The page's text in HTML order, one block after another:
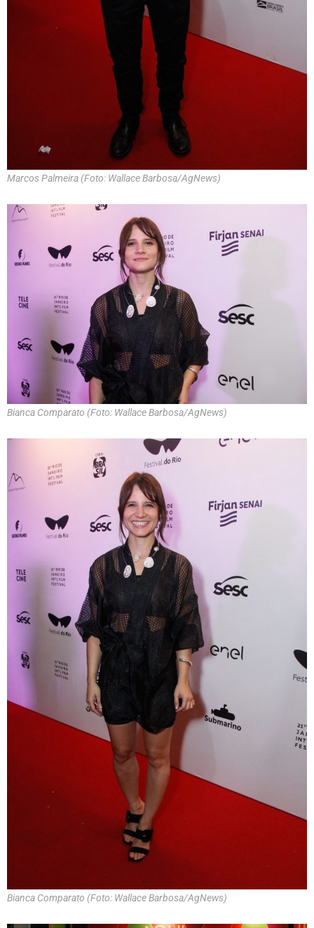
Marcos Palmeira (Foto: Wallace Barbosa/AgNews)
Bianca Comparato (Foto: Wallace Barbosa/AgNews)
Bianca Comparato (Foto: Wallace Barbosa/AgNews)